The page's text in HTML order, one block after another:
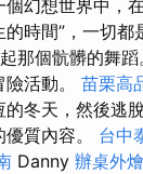
幻想世界中，
的時間”，一切
那個骯髒的舞
活動。 苗栗高
冬天，然後逃
質內容。 台中
Danny 辦桌外